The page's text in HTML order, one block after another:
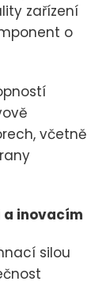
zařízení
o
včetně
a inovacím
silou